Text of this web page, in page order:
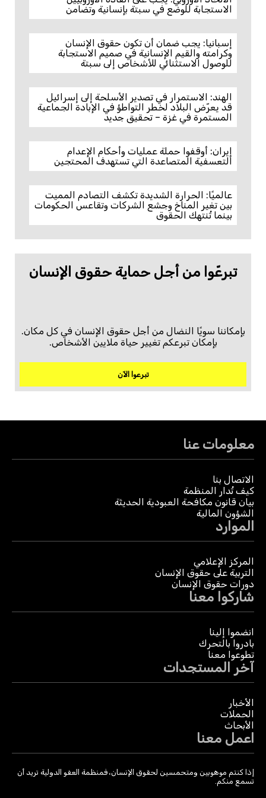
الاستجابة للوضع في سبتة بإنسانية وتضامن
إسبانيا: يجب ضمان أن تكون حقوق الإنسان
وكرامته والقيم الإنسانية في صميم الاستجابة
للوصول الاستثنائي للأشخاص إلى سبتة
الهند: الاستمرار في تصدير الأسلحة إلى إسرائيل
قد يعرّض البلاد لخطر التواطؤ في الإبادة الجماعية
المستمرة في غزة – تحقيق جديد
إيران: أوقفوا حملة عمليات وأحكام الإعدام
التعسفية المتصاعدة التي تستهدف المحتجين
عالميًا: الحرارة الشديدة تكشف التصادم المميت
بين تغير المناخ وجشع الشركات وتقاعس الحكومات
بينما تُنتهك الحقوق
تبرعّوا من أجل حماية حقوق الإنسان
بإمكاننا سويًا النضال من أجل حقوق الإنسان في كل مكان.
بإمكان تبرعكم تغيير حياة ملايين الأشخاص.
تبرعوا الآن
معلومات عنا
الاتصال بنا
كيف تُدار المنظمة
بيان قانون مكافحة العبودية الحديثة
الشؤون المالية
الموارد
المركز الإعلامي
التربية على حقوق الإنسان
دورات حقوق الإنسان
شاركوا معنا
انضموا إلينا
بادروا بالتحرك
تطوعوا معنا
آخر المستجدات
الأخبار
الحملات
الأبحاث
اعمل معنا
إذا كنتم موهوبين ومتحمسين لحقوق الإنسان، فمنظمة العفو الدولية تريد أن
تسمع منكم.